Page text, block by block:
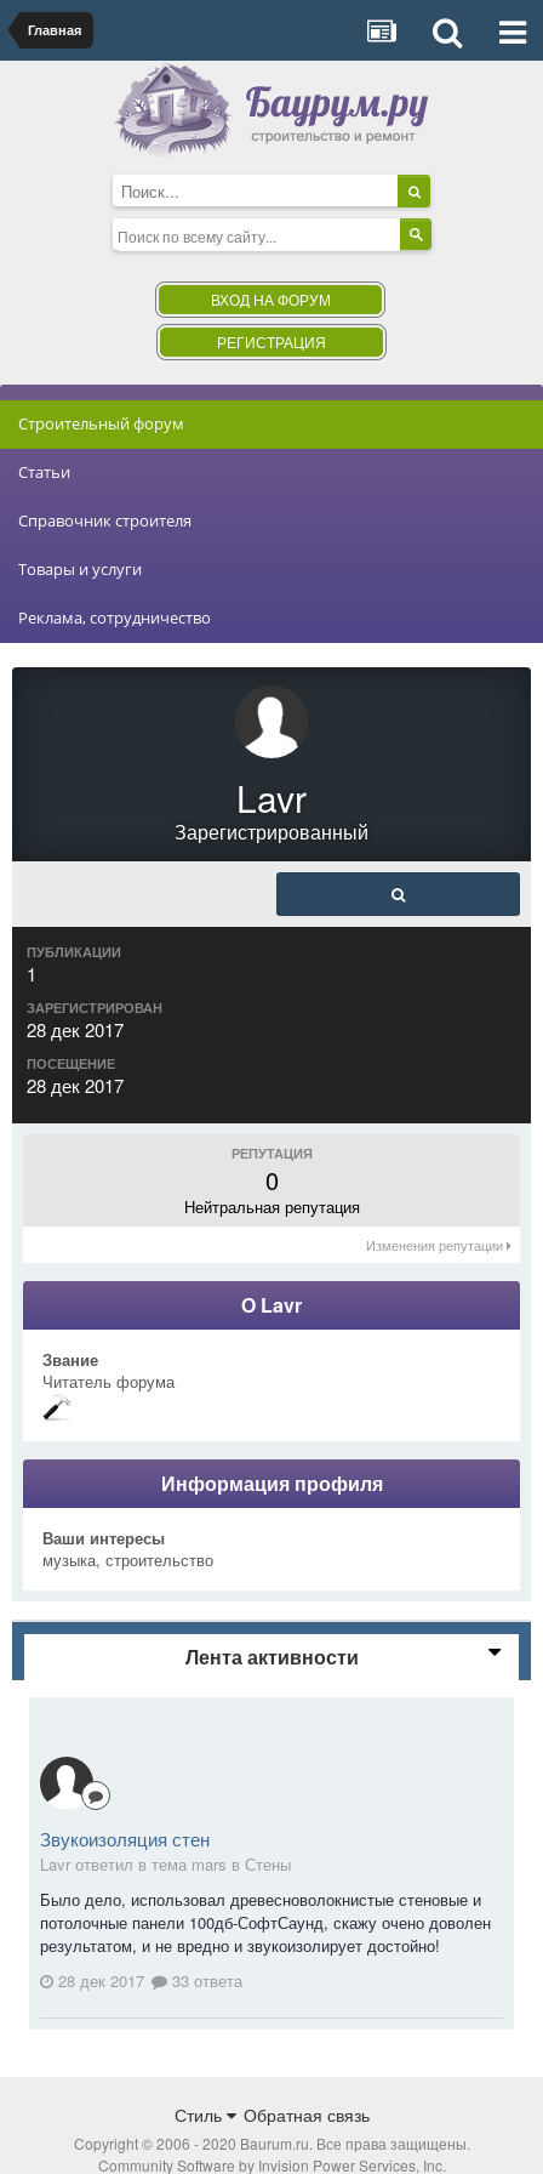
Главная
ВХОД НА ФОРУМ
РЕГИСТРАЦИЯ
Строительный форум
Статьи
Справочник строителя
Товары и услуги
Реклама, сотрудничество
Lavr
Зарегистрированный
ПУБЛИКАЦИИ
1
ЗАРЕГИСТРИРОВАН
28 дек 2017
ПОСЕЩЕНИЕ
28 дек 2017
РЕПУТАЦИЯ
0
Нейтральная репутация
Изменения репутации
О Lavr
Звание
Читатель форума
Информация профиля
Ваши интересы
музыка, строительство
Лента активности
Звукоизоляция стен
Lavr ответил в тема mars в Стены
Было дело, использовал древесноволокнистые стеновые и
потолочные панели 100дб-СофтСаунд, скажу очено доволен
результатом, и не вредно и звукоизолирует достойно!
28 дек 2017
33 ответа
Стиль Обратная связь
Copyright © 2006 - 2020 Baurum.ru. Все права защищены.
Community Software by Invision Power Services, Inc.